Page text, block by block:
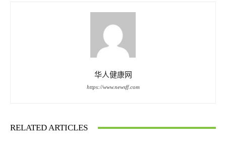
华人健康网
https://www.newsff.com
RELATED ARTICLES